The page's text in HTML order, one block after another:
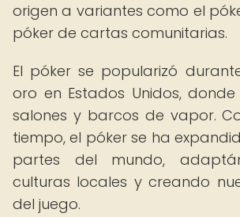
origen a variantes como el
póker de cartas comunitarias.
El póker se popularizó
oro en Estados Unidos,
salones y barcos de vapor.
tiempo, el póker se ha
partes del mundo,
culturas locales y creando
del juego.